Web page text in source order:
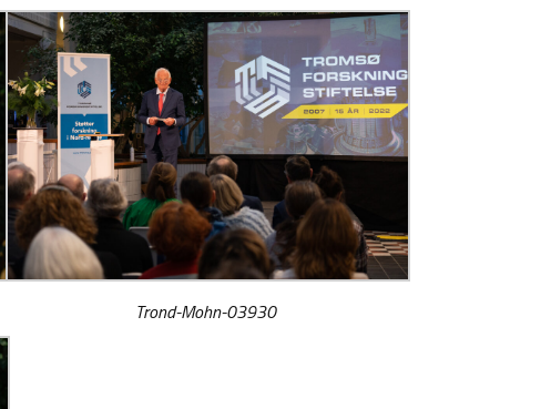
Trond-Mohn-03930